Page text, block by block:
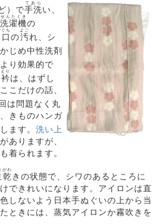
）で手洗
てあら
い、
洗濯機
せんたくき
の
ぐち
の汚
よご
れ、シ
じめ中性洗剤
り効果的で
り
は、はずし
こだけの話、
は問題なく丸
きものハンガ
ます。 洗い上
ありますが、
着られます。
乾
がわ
きの状態で、シワのあるところに
できれいになります。アイロンは直
しないよう日本手ぬぐいの上から当
ときには、蒸気アイロンか霧吹きを